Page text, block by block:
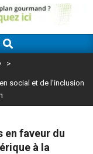
Search
>
social et de l’inclusion
en faveur du
à la